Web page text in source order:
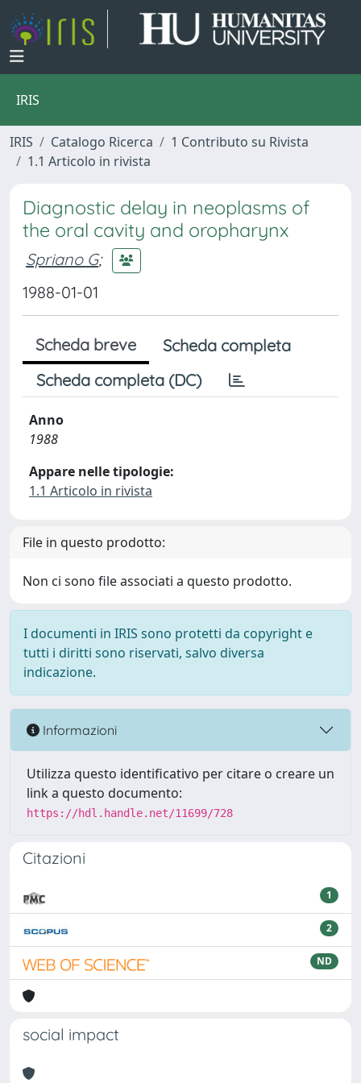
IRIS
IRIS Catalogo Ricerca
1 Contributo su Rivista
1.1 Articolo in rivista
Diagnostic delay in neoplasms of
the oral cavity and oropharynx
Spriano G;
1988-01-01
Scheda breve
Scheda completa
Scheda completa (DC)
Anno
1988
Appare nelle tipologie:
1.1 Articolo in rivista
File in questo prodotto:
Non ci sono file associati a questo prodotto.
I documenti in IRIS sono protetti da copyright e
tutti i diritti sono riservati, salvo diversa
indicazione.
Informazioni
Utilizza questo identificativo per citare o creare un
link a questo documento:
https://hdl.handle.net/11699/728
Citazioni
1
2
ND
social impact